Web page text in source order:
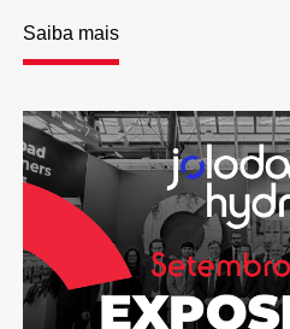
Saiba mais